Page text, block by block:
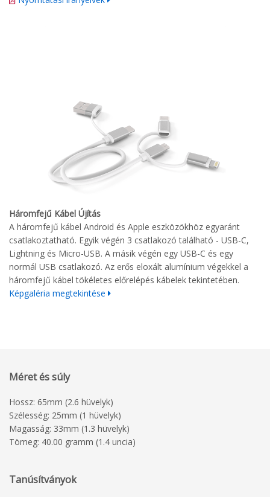
Háromfejű Kábel Újítás
A háromfejű kábel Android és Apple eszközökhöz egyaránt
csatlakoztatható. Egyik végén 3 csatlakozó található - USB-C,
Lightning és Micro-USB. A másik végén egy USB-C és egy
normál USB csatlakozó. Az erős eloxált alumínium végekkel a
háromfejű kábel tökéletes előrelépés kábelek tekintetében.
Képgaléria megtekintése
Méret és súly
Hossz: 65mm (2.6 hüvelyk)
Szélesség: 25mm (1 hüvelyk)
Magasság: 33mm (1.3 hüvelyk)
Tömeg: 40.00 gramm (1.4 uncia)
Tanúsítványok